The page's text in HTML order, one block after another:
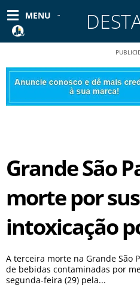
para
conteúdo
MENU
Grande São
morte por
intoxicação
A terceira morte na Grande São
de bebidas contaminadas por
segunda-feira (29) pela...